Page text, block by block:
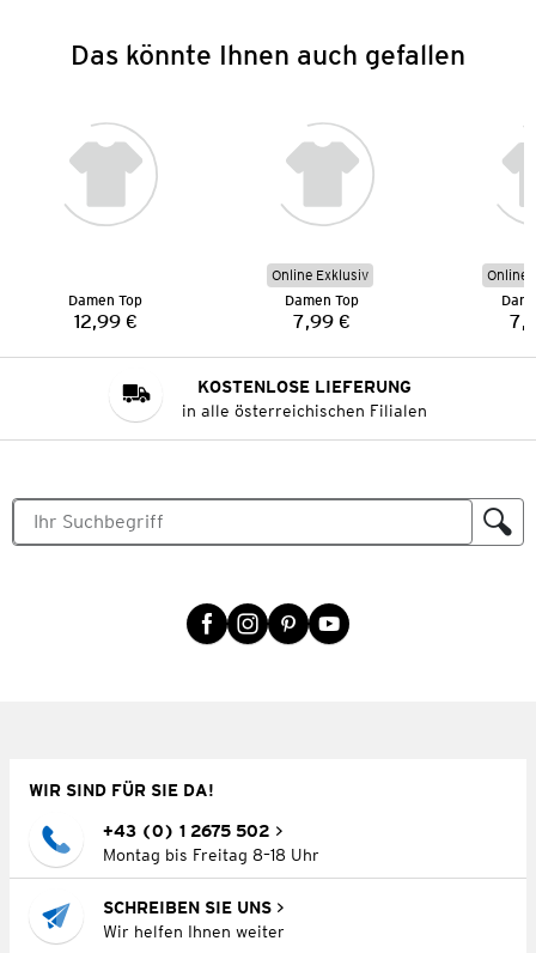
Das könnte Ihnen auch gefallen
Damen Top
Preis:
12,99 €
Online Exklusiv
Damen Top
Preis:
7,99 €
Online
KOSTENLOSE LIEFERUNG
in alle österreichischen Filialen
WIR SIND FÜR SIE DA!
+43 (0) 1 2675 502
Montag bis Freitag 8–18 Uhr
SCHREIBEN SIE UNS
Wir helfen Ihnen weiter